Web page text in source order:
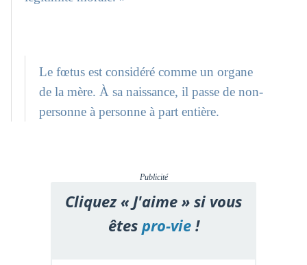
Le fœtus est consi­déré comme un organe
de la mère. À sa naissance, il passe de non­
personne à per­sonne à part entière.
Publicité
Cliquez « J'aime » si vous
êtespro-vie!